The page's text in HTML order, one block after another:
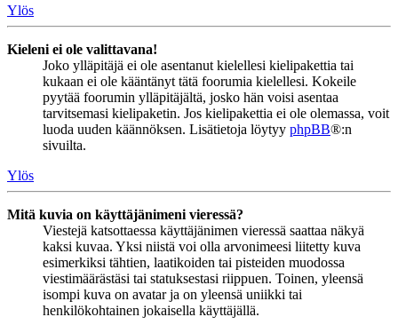
Ylös
Kieleni ei ole valittavana!
Joko ylläpitäjä ei ole asentanut kielellesi kielipakettia tai
kukaan ei ole kääntänyt tätä foorumia kielellesi. Kokeile
pyytää foorumin ylläpitäjältä, josko hän voisi asentaa
tarvitsemasi kielipaketin. Jos kielipakettia ei ole olemassa, voit
luoda uuden käännöksen. Lisätietoja löytyy phpBB®:n
sivuilta.
Ylös
Mitä kuvia on käyttäjänimeni vieressä?
Viestejä katsottaessa käyttäjänimen vieressä saattaa näkyä
kaksi kuvaa. Yksi niistä voi olla arvonimeesi liitetty kuva
esimerkiksi tähtien, laatikoiden tai pisteiden muodossa
viestimäärästäsi tai statuksestasi riippuen. Toinen, yleensä
isompi kuva on avatar ja on yleensä uniikki tai
henkilökohtainen jokaisella käyttäjällä.